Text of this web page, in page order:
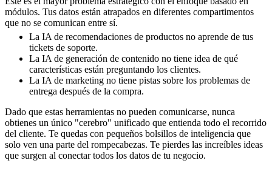
módulos. Tus datos están atrapados en diferentes compartimentos
que no se comunican entre sí.
La IA de recomendaciones de productos no aprende de tus
tickets de soporte.
La IA de generación de contenido no tiene idea de qué
características están preguntando los clientes.
La IA de marketing no tiene pistas sobre los problemas de
entrega después de la compra.
Dado que estas herramientas no pueden comunicarse, nunca
obtienes un único "cerebro" unificado que entienda todo el recorrido
del cliente. Te quedas con pequeños bolsillos de inteligencia que
solo ven una parte del rompecabezas. Te pierdes las increíbles ideas
que surgen al conectar todos los datos de tu negocio.